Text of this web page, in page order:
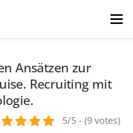
Menü
BRANCHEN
Ansätzen zur
Recruiting mit
5/5 - (9 votes)